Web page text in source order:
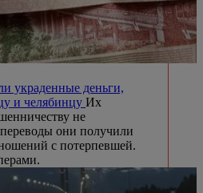
украденные деньги,
и челябинцу Их
не
они получили
с потерпевшей.